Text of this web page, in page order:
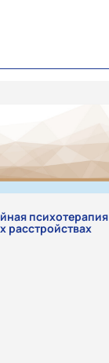
психотерапия
расстройствах